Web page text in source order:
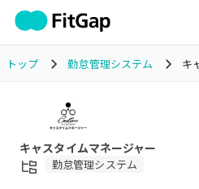
トップ 勤怠管理システム キ
キャスタイムマネージャー
勤怠管理システム